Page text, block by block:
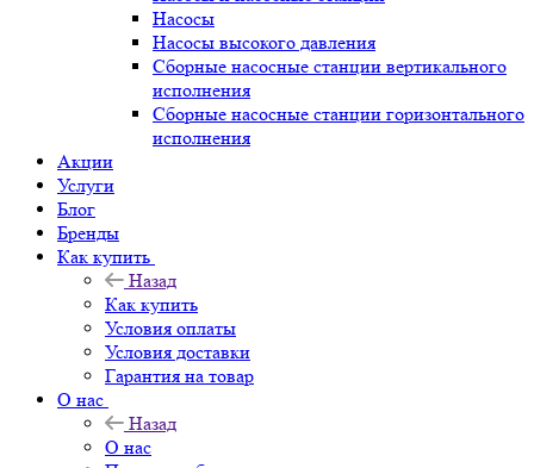
Насосы
Насосы высокого давления
Сборные насосные станции вертикального
исполнения
Сборные насосные станции горизонтального
исполнения
Акции
Услуги
Блог
Бренды
Как купить
Назад
Как купить
Условия оплаты
Условия доставки
Гарантия на товар
О нас
Назад
О нас